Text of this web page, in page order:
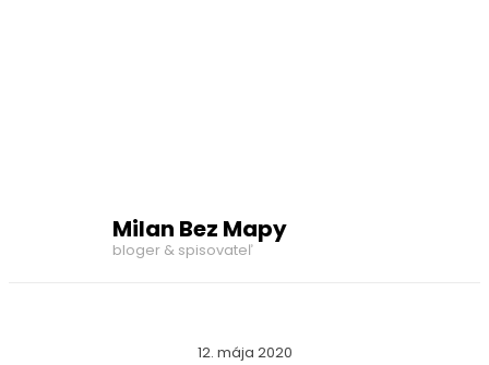
Milan Bez Mapy
bloger & spisovateľ
12. mája 2020